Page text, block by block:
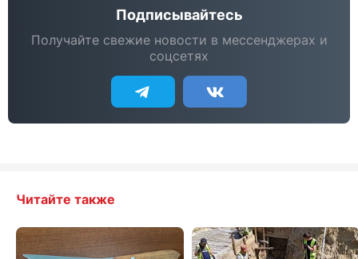
Подписывайтесь
Получайте свежие новости в мессенджерах и
соцсетях
Читайте также